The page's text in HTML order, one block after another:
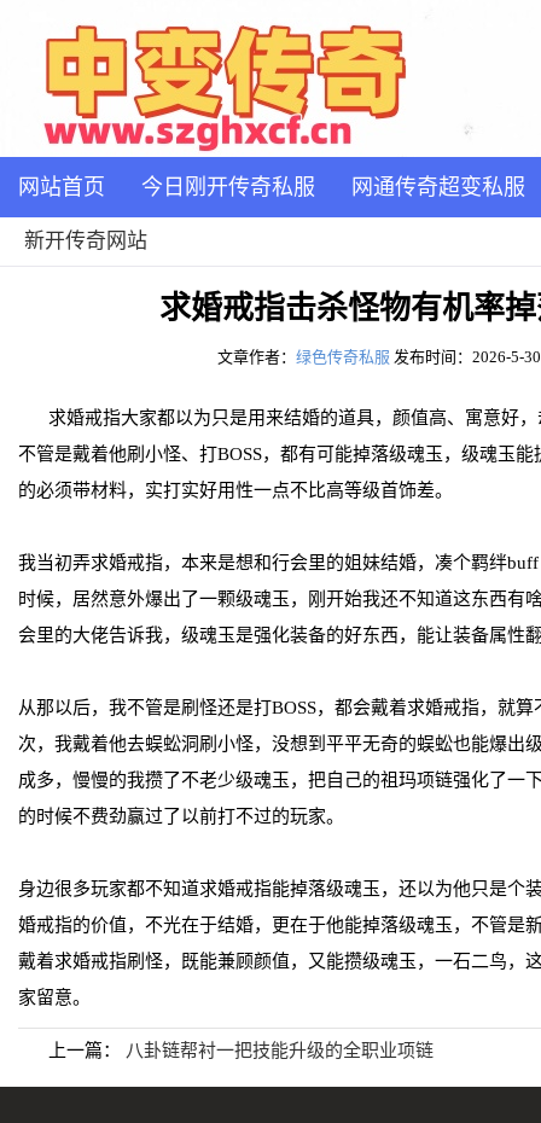
网站首页 今日刚开传奇私服 网通传奇超变私服
新开传奇网站
求婚戒指击杀怪物有机率
文章作者： 绿色传奇私服 发布时间：2026-5-
求婚戒指大家都以为只是用来结婚的道具，颜值高、寓意好
不管是戴着他刷小怪、打BOSS，都有可能掉落级魂玉，级魂玉
的必须带材料，实打实好用性一点不比高等级首饰差。
我当初弄求婚戒指，本来是想和行会里的姐妹结婚，凑个羁绊
时候，居然意外爆出了一颗级魂玉，刚开始我还不知道这东西有
会里的大佬告诉我，级魂玉是强化装备的好东西，能让装备属性
从那以后，我不管是刷怪还是打BOSS，都会戴着求婚戒指，就
次，我戴着他去蜈蚣洞刷小怪，没想到平平无奇的蜈蚣也能爆出
成多，慢慢的我攒了不老少级魂玉，把自己的祖玛项链强化了一
的时候不费劲赢过了以前打不过的玩家。
身边很多玩家都不知道求婚戒指能掉落级魂玉，还以为他只是个
婚戒指的价值，不光在于结婚，更在于他能掉落级魂玉，不管是
戴着求婚戒指刷怪，既能兼顾颜值，又能攒级魂玉，一石二鸟，
家留意。
上一篇： 八卦链帮衬一把技能升级的全职业项链